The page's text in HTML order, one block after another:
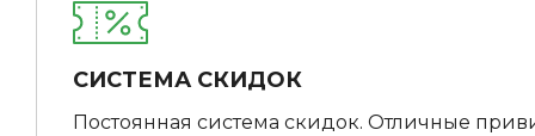
СИСТЕМА СКИДОК
Постоянная система скидок. Отличные